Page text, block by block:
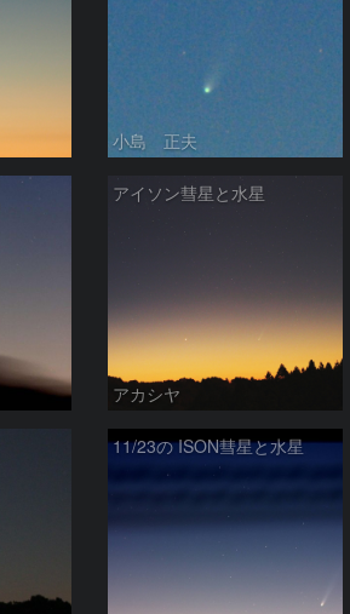
小島 正夫
アイソン彗星と水星
アカシヤ
11/23の ISON彗星と水星